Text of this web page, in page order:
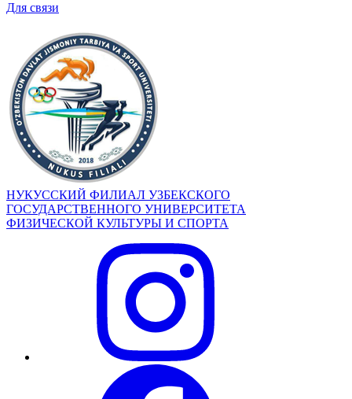
Для связи
НУКУССКИЙ ФИЛИАЛ УЗБЕКСКОГО
ГОСУДАРСТВЕННОГО УНИВЕРСИТЕТА
ФИЗИЧЕСКОЙ КУЛЬТУРЫ И СПОРТА